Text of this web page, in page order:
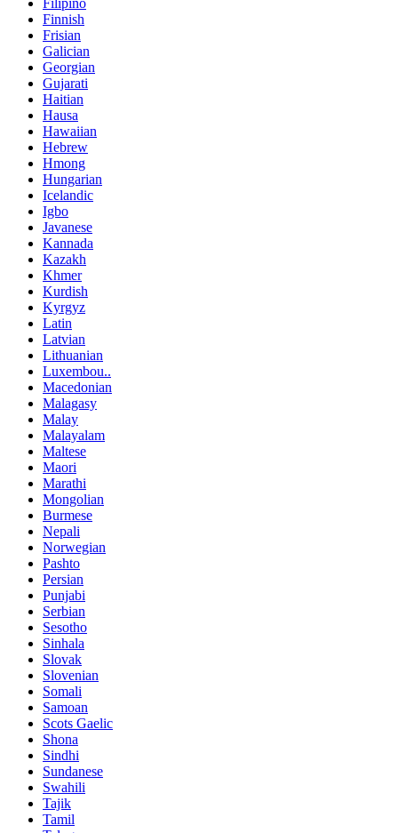
Finnish
Frisian
Galician
Georgian
Gujarati
Haitian
Hausa
Hawaiian
Hebrew
Hmong
Hungarian
Icelandic
Igbo
Javanese
Kannada
Kazakh
Khmer
Kurdish
Kyrgyz
Latin
Latvian
Lithuanian
Luxembou..
Macedonian
Malagasy
Malay
Malayalam
Maltese
Maori
Marathi
Mongolian
Burmese
Nepali
Norwegian
Pashto
Persian
Punjabi
Serbian
Sesotho
Sinhala
Slovak
Slovenian
Somali
Samoan
Scots Gaelic
Shona
Sindhi
Sundanese
Swahili
Tajik
Tamil